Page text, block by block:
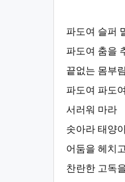
파도여 슬퍼
파도여 춤을
끝없는 몸부
파도여 파도여
서러워 마라
솟아라 태양
어둠을 헤치고
찬란한 고독